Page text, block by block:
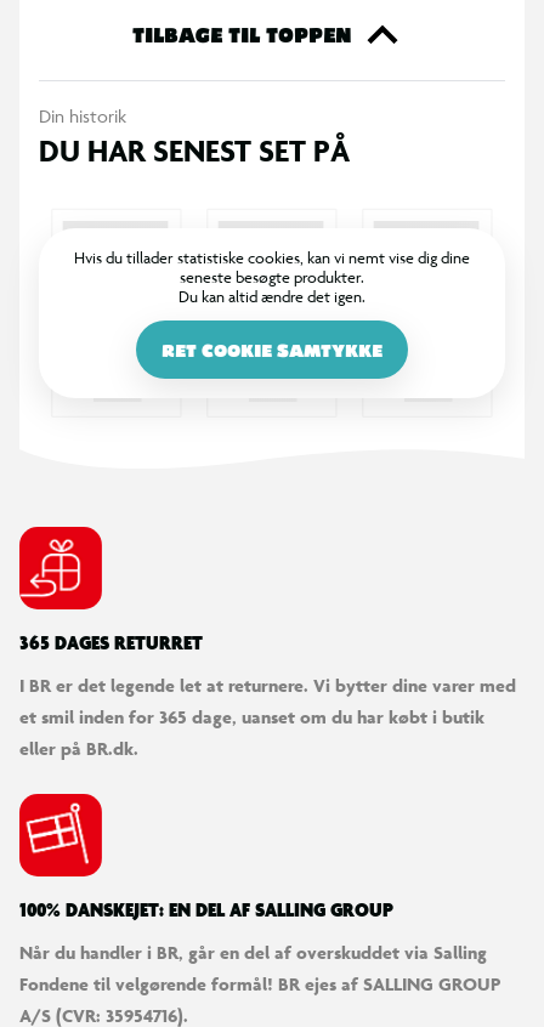
forbinder med brandbiler, hvilket giver børn et godt indblik i,
gave til børn på tre år og over.
Manuel vandpumpe
Lys- og lydeffekter
TILBAGE TIL TOPPEN
Din historik
DU HAR SENEST SET PÅ
Hvis du tillader statistiske cookies, kan vi nemt vise dig dine
seneste besøgte produkter.
Du kan altid ændre det igen.
RET COOKIE SAMTYKKE
365 DAGES RETURRET
I BR er det legende let at returnere. Vi bytter dine varer med
et smil inden for 365 dage, uanset om du har købt i butik
eller på BR.dk.
100% DANSKEJET: EN DEL AF SALLING GROUP
Når du handler i BR, går en del af overskuddet via Salling
Fondene til velgørende formål! BR ejes af SALLING GROUP
A/S (CVR: 35954716).